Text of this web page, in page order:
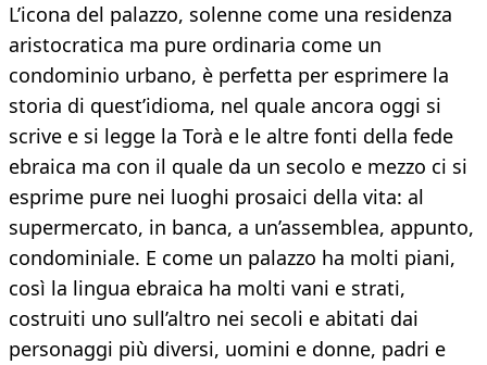
L’icona del palazzo, solenne come una residenza
aristocratica ma pure ordinaria come un
condominio urbano, è perfetta per esprimere la
storia di quest’idioma, nel quale ancora oggi si
scrive e si legge la Torà e le altre fonti della fede
ebraica ma con il quale da un secolo e mezzo ci si
esprime pure nei luoghi prosaici della vita: al
supermercato, in banca, a un’assemblea, appunto,
condominiale. E come un palazzo ha molti piani,
così la lingua ebraica ha molti vani e strati,
costruiti uno sull’altro nei secoli e abitati dai
personaggi più diversi, uomini e donne, padri e